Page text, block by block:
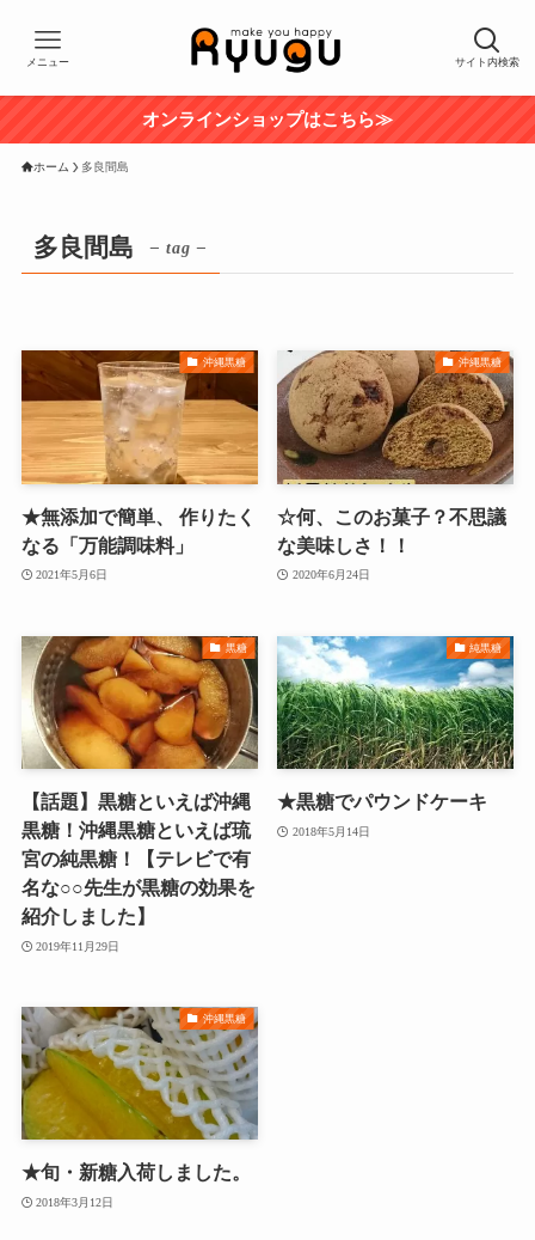
サイト内検索
メニュー
オンラインショップはこちら≫
ホーム 多良間島
多良間島 – tag –
沖縄黒糖
★無添加で簡単、 作りたく
なる「万能調味料」
2021年5月6日
沖縄黒糖
☆何、このお菓子？不思議
な美味しさ！！
2020年6月24日
黒糖
【話題】黒糖といえば沖縄
黒糖！沖縄黒糖といえば琉
宮の純黒糖！【テレビで有
名な○○先生が黒糖の効果を
紹介しました】
2019年11月29日
純黒糖
★黒糖でパウンドケーキ
2018年5月14日
沖縄黒糖
★旬・新糖入荷しました。
2018年3月12日